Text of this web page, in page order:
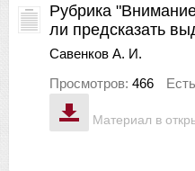
Материал в
Рубрика
ли предсказать
Савенков А. И.
Просмотров: 466 Есть